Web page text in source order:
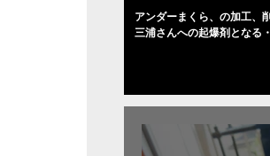
アンダーまくら、の加工、
三浦さんへの起爆剤となる